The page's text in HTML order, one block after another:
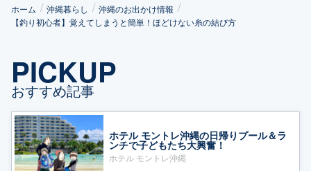
ホーム 沖縄暮らし
沖縄のお出かけ情報
【釣り初心者】覚えてしまうと簡単！ほどけない糸の結び方
PICKUP
おすすめ記事
ホテル モントレ沖縄の日帰りプール＆ラ
ンチで子どもたち大興奮！
ホテル モントレ沖縄